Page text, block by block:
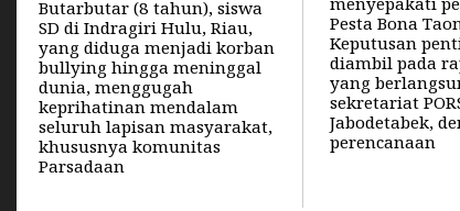
Butarbutar (8 tahun), siswa
SD di Indragiri Hulu, Riau,
yang diduga menjadi korban
bullying hingga meninggal
dunia, menggugah
keprihatinan mendalam
seluruh lapisan masyarakat,
khususnya komunitas
Parsadaan
Pesta Bona
Keputusan
diambil pada
yang
sekretariat
Jabodetabek,
perencanaan